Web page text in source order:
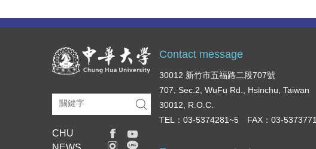
CHU
Contact message
30012 新竹市五福路二段707號
707, Sec.2, WuFu Rd., Hsinchu, Taiwan
30012, R.O.C.
TEL：03-5374281~5 FAX：03-5373771